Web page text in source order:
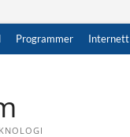
Programmer Internett